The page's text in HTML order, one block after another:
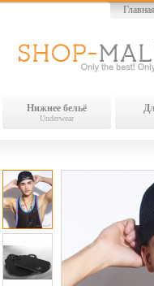
Нижнее бельё
Underwear